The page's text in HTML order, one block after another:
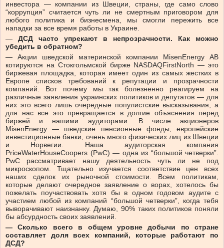
инвестора — компании из Швеции, страны, где само слово
“коррупция” считается чуть ли не смертным приговором для
любого политика и бизнесмена, мы смогли пережить все
нападки за все время работы в Украине.
— ДСД часто упрекают в непрозрачности. Как можно
убедить в обратном?
— Акции шведской материнской компании MisenEnergy АВ
котируются на Стокгольмской бирже NASDAQFirstNorth—это
биржевая площадка, которая имеет один из самых жестких в
Европе списков требований к репутации и прозрачности
компаний. Вот почему мы так болезненно реагируем на
различные заявления украинских политиков и депутатов—для
них это всего лишь очередные популистские высказывания, а
для нас все это превращается в долгие объяснения перед
биржей и нашими аудиторами. В числе акционеров
MisenEnergy— шведские пенсионные фонды, европейские
инвестиционные банки, очень много физических лиц из Швеции
и Норвегии. Наша аудиторская компания
PriceWaterHouseCoopers (PwC) — одна из “большой четверки”.
PwC рассматривает нашу деятельность чуть ли не под
микроскопом. Тщательно изучается соответствие цен всех
наших сделок их рыночной стоимости. Всем политикам,
которые делают очередное заявление о ворах, хотелось бы
пожелать поучаствовать хотя бы в одном годовом аудите с
участием любой из компаний “большой четверки”, когда тебя
выворачивают наизнанку. Думаю, 90% таких политиков поняли
бы абсурдность своих заявлений.
—
Сколько всего в общем уровне добычи по стране
составляет доля всех компаний, которые работают по
ДСД?